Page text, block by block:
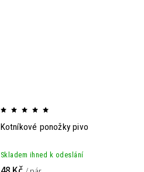
Kotníkové ponožky pivo
Skladem ihned k odeslání